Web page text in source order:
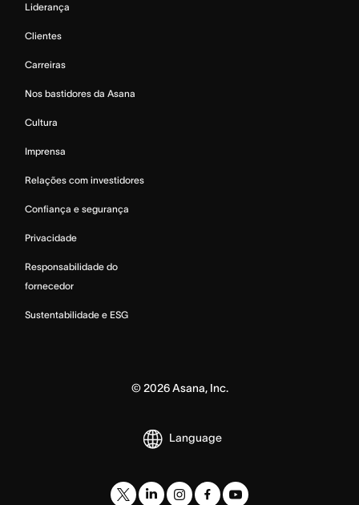
Liderança
Clientes
Carreiras
Nos bastidores da Asana
Cultura
Imprensa
Relações com investidores
Confiança e segurança
Privacidade
Responsabilidade do
fornecedor
Sustentabilidade e ESG
© 2026Asana, Inc.
Language